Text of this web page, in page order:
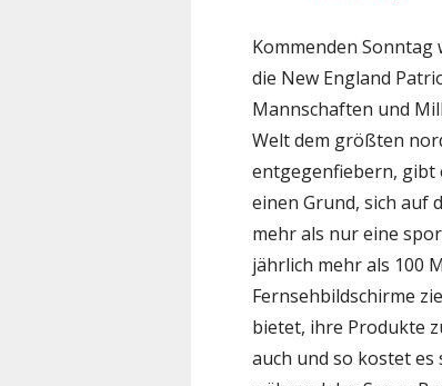
Kommenden Sonntag
die New England
Mannschaften und
Welt dem größten
entgegenfiebern, gibt
einen Grund, sich auf
mehr als nur eine
jährlich mehr als 100
Fernsehbildschirme
bietet, ihre Produkte
auch und so kostet es